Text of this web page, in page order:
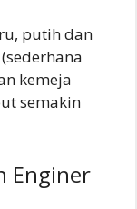
putih dan
kemeja
semakin
Enginer